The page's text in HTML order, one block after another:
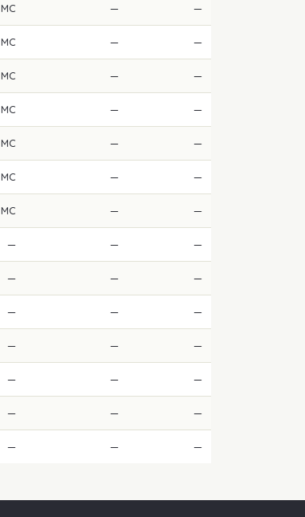
MC — —
MC — —
MC — —
MC — —
MC — —
MC — —
MC — —
— — —
— — —
— — —
— — —
— — —
— — —
— — —